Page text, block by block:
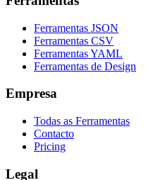
Ferramentas JSON
Ferramentas CSV
Ferramentas YAML
Ferramentas de Design
Empresa
Todas as Ferramentas
Contacto
Pricing
Legal